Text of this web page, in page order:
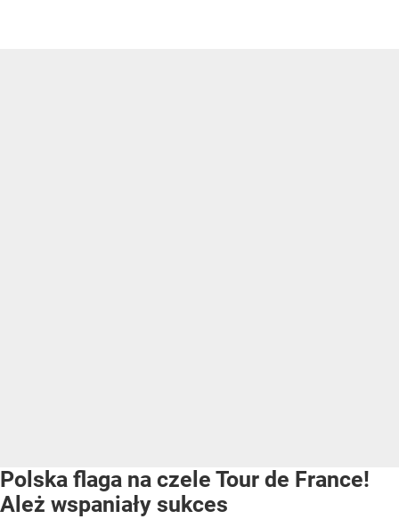
Polska flaga na czele Tour de France!
Ależ wspaniały sukces